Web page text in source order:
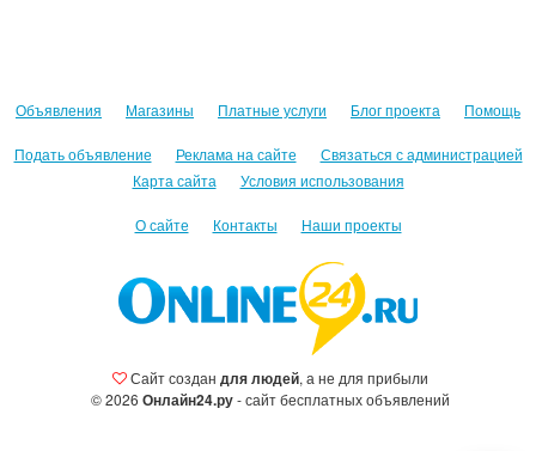
Объявления Магазины Платные услуги Блог проекта Помощь
Подать объявление Реклама на сайте
Связаться с администрацией
Карта сайта
Условия использования
О сайте Контакты Наши проекты
Сайт создан для людей, а не для прибыли
© 2026 Онлайн24.ру- сайт бесплатных объявлений